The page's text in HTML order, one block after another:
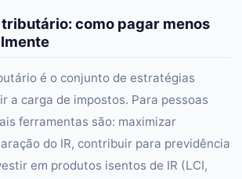
como pagar menos
é o conjunto de estratégias
a carga de impostos. Para pessoas
ferramentas são: maximizar
do IR, contribuir para previdência
em produtos isentos de IR (LCI,